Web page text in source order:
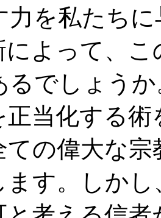
力を私たち
によって、
るでしょう
正当化する
ての偉大な
ます。しか